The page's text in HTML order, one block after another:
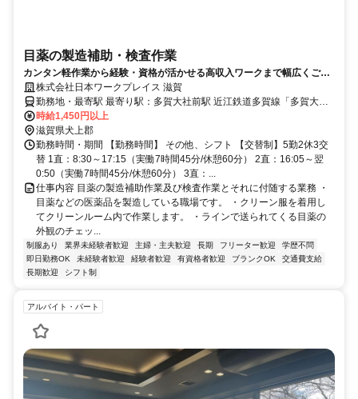
目薬の製造補助・検査作業
カンタン軽作業から経験・資格が活かせる高収入ワークまで幅広くご紹
介可能！
株式会社日本ワークプレイス 滋賀
勤務地・最寄駅 最寄り駅：多賀大社前駅 近江鉄道多賀線「多賀大社
前駅」車3分
時給1,450円以上
滋賀県犬上郡
勤務時間・期間 【勤務時間】 その他、シフト 【交替制】5勤2休3交
替 1直：8:30～17:15（実働7時間45分/休憩60分） 2直：16:05～翌
0:50（実働7時間45分/休憩60分） 3直：...
仕事内容 目薬の製造補助作業及び検査作業とそれに付随する業務 ・
目薬などの医薬品を製造している職場です。 ・クリーン服を着用し
てクリーンルーム内で作業します。 ・ラインで送られてくる目薬の
外観のチェッ...
制服あり 業界未経験者歓迎 主婦・主夫歓迎 長期 フリーター歓迎
学歴不問
即日勤務OK
未経験者歓迎 経験者歓迎 有資格者歓迎 ブランクOK
交通費支給
長期歓迎
シフト制
アルバイト・パート